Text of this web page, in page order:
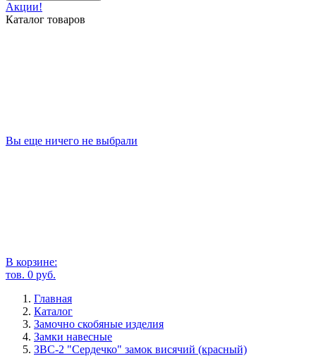
Акции!
Каталог товаров
Вы еще ничего не выбрали
В корзине:
тов. 0 руб.
Главная
Каталог
Замочно скобяные изделия
Замки навесные
ЗВС-2 "Сердечко" замок висячий (красный)